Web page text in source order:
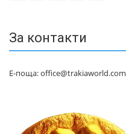
За контакти
Е-поща: office@trakiaworld.com